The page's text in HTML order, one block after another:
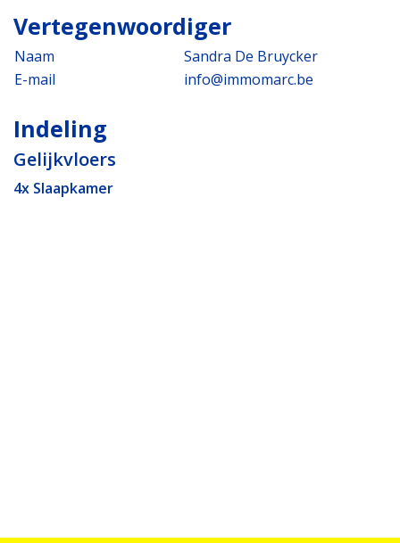
Vertegenwoordiger
Naam
Sandra De Bruycker
E-mail
info@immomarc.be
Indeling
Gelijkvloers
4x Slaapkamer